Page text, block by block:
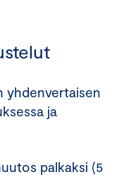
yhdenvertaisen
ja
palkaksi (5